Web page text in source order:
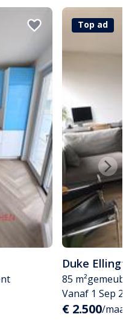
Top ad
Duke
85 m²
Vanaf 1 Sep
€ 2.500/